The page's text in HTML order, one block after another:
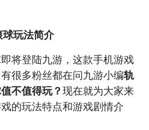
的数字益智游戏需要玩家填
行、每一列和每一个小的
图游戏中，玩家需要将碎片
图片。不同难度的关卡将考
玩法简介
将登陆九游，这款手机游戏
很多粉丝都在问九游小编轨
不值得玩？现在就为大家来
的玩法特点和游戏剧情介